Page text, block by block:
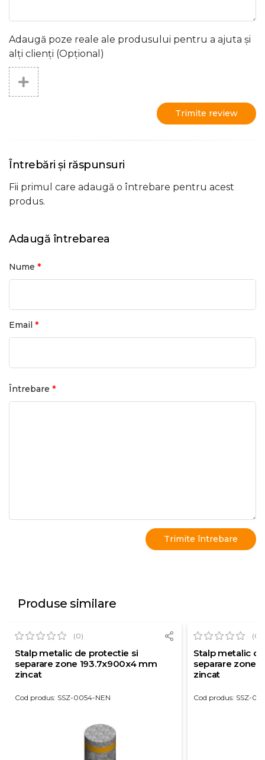
Adaugă poze reale ale produsului pentru a ajuta și
alți clienți (Opțional)
Trimite review
Întrebări și răspunsuri
Fii primul care adaugă o întrebare pentru acest
produs.
Adaugă întrebarea
Nume *
Email *
Întrebare *
Produse similare
(0)
Stalp metalic de protectie si
separare zone 193.7x900x4 mm
zincat
Cod produs: SSZ-0054-NEN
(0)
Stalp metalic
separare zone
zincat
Cod produs: SSZ-